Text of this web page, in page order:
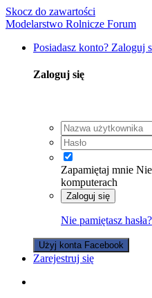
Skocz do zawartości
Modelarstwo Rolnicze Forum
Posiadasz konto? Zaloguj
Zaloguj się
Zapamiętaj mnie
komputerach
Zaloguj się
Nie pamiętasz hasła?
Użyj konta Facebook
Zarejestruj się